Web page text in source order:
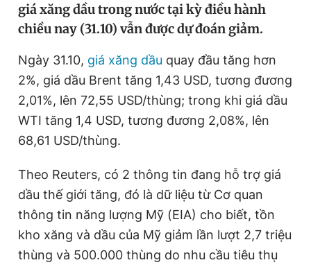
Sản phẩm khác
Tiện ích Bạn cần biết
Thông tin tòa soạn Liên hệ quảng cáo
Đọc Thanh Niên trên điện thoại
giá xăng dầu trong nước tại kỳ điều hành
chiều nay (31.10) vẫn được dự đoán giảm.
Ngày 31.10, giá xăng dầu quay đầu tăng hơn
2%, giá dầu Brent tăng 1,43 USD, tương đương
2,01%, lên 72,55 USD/thùng; trong khi giá dầu
WTI tăng 1,4 USD, tương đương 2,08%, lên
68,61 USD/thùng.
Theo Reuters, có 2 thông tin đang hỗ trợ giá
dầu thế giới tăng, đó là dữ liệu từ Cơ quan
thông tin năng lượng Mỹ (EIA) cho biết, tồn
kho xăng và dầu của Mỹ giảm lần lượt 2,7 triệu
thùng và 500.000 thùng do nhu cầu tiêu thụ